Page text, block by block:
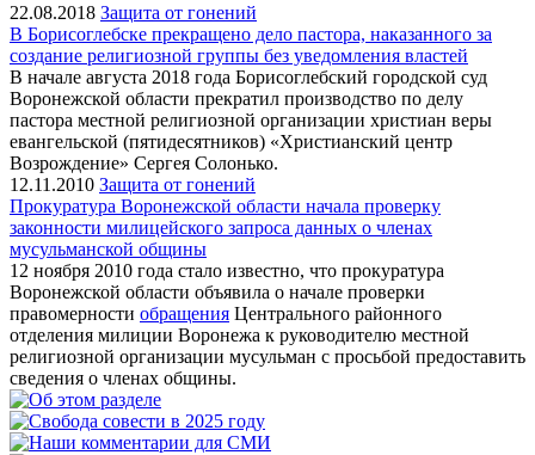
22.08.2018 Защита от гонений
В Борисоглебске прекращено дело пастора, наказанного за
создание религиозной группы без уведомления властей
В начале августа 2018 года Борисоглебский городской суд
Воронежской области прекратил производство по делу
пастора местной религиозной организации христиан веры
евангельской (пятидесятников) «Христианский центр
Возрождение» Сергея Солонько.
12.11.2010 Защита от гонений
Прокуратура Воронежской области начала проверку
законности милицейского запроса данных о членах
мусульманской общины
12 ноября 2010 года стало известно, что прокуратура
Воронежской области объявила о начале проверки
правомерности обращения Центрального районного
отделения милиции Воронежа к руководителю местной
религиозной организации мусульман с просьбой предоставить
сведения о членах общины.